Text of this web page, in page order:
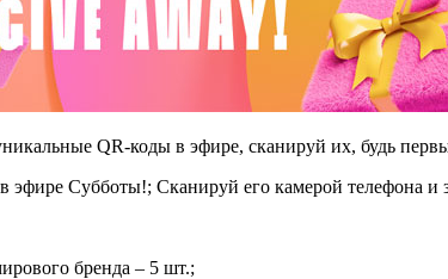
QR-коды в эфире, сканируй их, будь
Субботы!; Сканируй его камерой телефона
бренда – 5 шт.;